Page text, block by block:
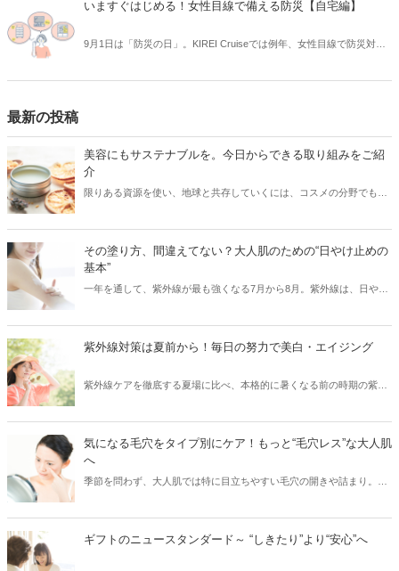
いますぐはじめる！女性目線で備える防災【自宅編】
9月1日は「防災の日」。KIREI Cruiseでは例年、女性目線で防災対策
最新の投稿
美容にもサステナブルを。今日からできる取り組みをご紹
介
限りある資源を使い、地球と共存していくには、コスメの分野でも環
る私たちが取り組めること」の両方があります。肌を健康にキレイに
するだけではなく、環境も美しくなるようなコスメの使い方をご紹介
しますので、一緒にサステナブルな取り組みをしてみませんか？
その塗り方、間違えてない？大人肌のための“日やけ止めの
基本”
一年を通して、紫外線が最も強くなる7月から8月。紫外線は、日や
け止めを正しく使えていないと、肌は無防備な状態と同じなんです！
そこで今回は、紫外線から肌を徹底ガードするために、日やけ止めの
紫外線対策は夏前から！毎日の努力で美白・エイジング
紫外線ケアを徹底する夏場に比べ、本格的に暑くなる前の時期の紫外
に達するので、この時期の紫外線こそ要注意！また紫外線を浴びるこ
とでシミができてしまった部分は、シワのリスクにつながるなどの肌
ジングケアのためにも重要です。今回は、そんな大人の肌ケアには欠
気になる毛穴をタイプ別にケア！もっと“毛穴レス”な大人肌
へ
季節を問わず、大人肌では特に目立ちやすい毛穴の開きや詰まり。夏
てしまうと、皮脂が酸化し黒ずみの原因に。特に、40代以降の大人の
肌は、たるみ毛穴からシワになってしまう恐れも……。今回は、大人
ギフトのニュースタンダード～ “しきたり”より“安心”へ